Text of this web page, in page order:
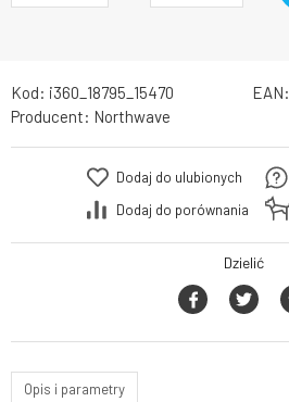
Kod: i360_18795_15470 EAN:
Producent: Northwave
Dodaj do ulubionych
Dodaj do porównania
Dzielić
Opis i parametry